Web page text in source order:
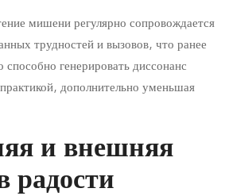
мишени регулярно сопровождается
трудностей и вызовов, что ранее
генерировать диссонанс
дополнительно уменьшая
и внешняя
радости